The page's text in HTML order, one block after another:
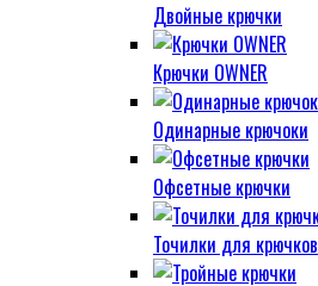
Двойные крючки
Крючки OWNER
Одинарные крючоки
Офсетные крючки
Точилки для крючков